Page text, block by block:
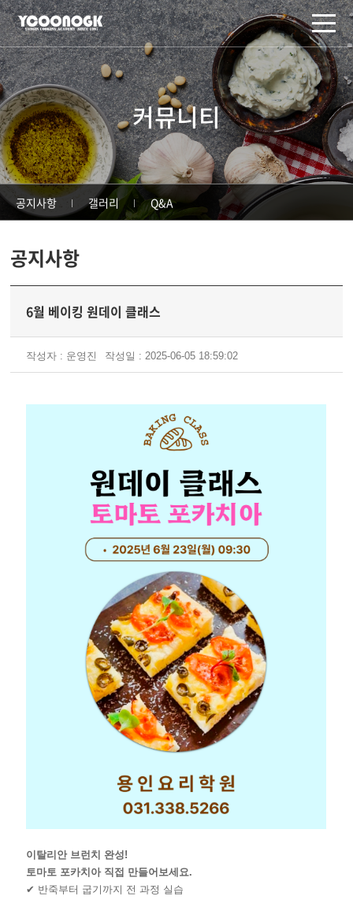
주메뉴 바로가기
컨텐츠 바로가기
커뮤니티
공지사항 갤러리 Q&A
공지사항
6월 베이킹 원데이 클래스
작성자 : 운영진 작성일 : 2025-06-05 18:59:02
이탈리안 브런치 완성!
토마토 포카치아 직접 만들어보세요.
✔ 반죽부터 굽기까지 전 과정 실습